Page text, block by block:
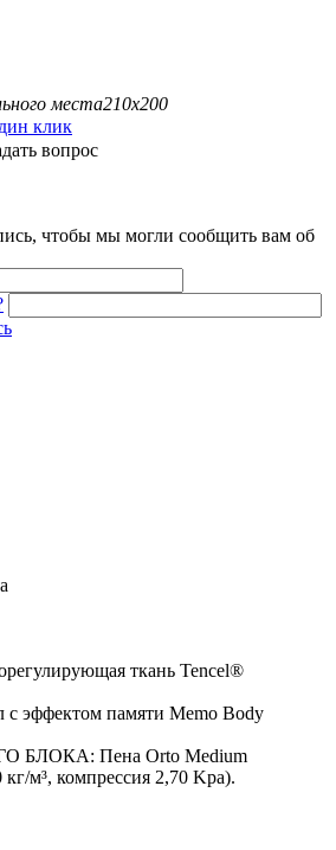
места210x200
клик
вопрос
чтобы мы могли сообщить вам об
ткань Tencel®
с эффектом памяти Memo Body
Пена Orto Medium
м³, компрессия 2,70 Kpa).